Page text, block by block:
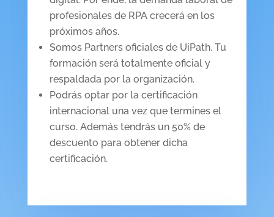
profesionales de RPA crecerá en los
próximos años.
Somos Partners oficiales de UiPath. Tu
formación será totalmente oficial y
respaldada por la organización.
Podrás optar por la certificación
internacional una vez que termines el
curso. Además tendrás un 50% de
descuento para obtener dicha
certificación.